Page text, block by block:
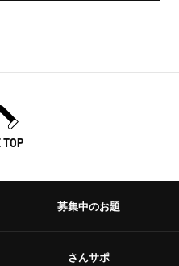
TOP
募集中のお題
さんサポ